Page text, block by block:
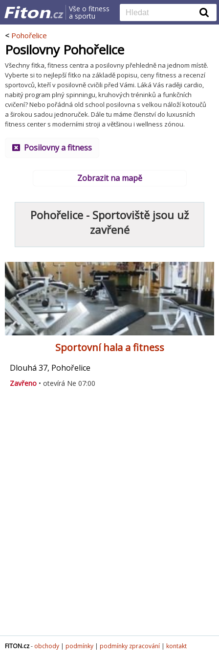
Vše o fitness
a sportu
< Pohořelice
Posilovny Pohořelice
Všechny fitka, fitness centra a posilovny přehledně na jednom místě.
Vyberte si to nejlepší fitko na základě popisu, ceny fitness a recenzí
sportovců, kteří v posilovně cvičili před Vámi. Láká Vás raději cardio,
nabitý program plný spinningu, kruhových tréninků a funkčních
cvičení? Nebo pořádná old school posilovna s velkou náloží kotoučů
a širokou sadou jednoruček. Dále tu máme členství do luxusních
fitness center s moderními stroji a většinou i wellness zónou.
Posilovny a fitness
Zobrazit na mapě
Pohořelice - Sportoviště jsou už
zavřené
Sportovní hala a fitness
Dlouhá 37, Pohořelice
Zavřeno • otevírá Ne 07:00
FITON.cz- obchody | podmínky | podmínky zpracování | kontakt